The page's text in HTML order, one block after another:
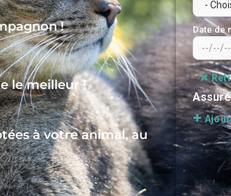
!
le meilleur !
à votre animal, au